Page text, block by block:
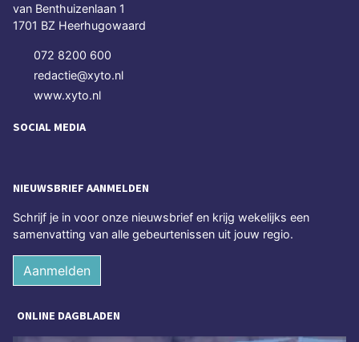
van Benthuizenlaan 1
1701 BZ Heerhugowaard
072 8200 600
redactie@xyto.nl
www.xyto.nl
SOCIAL MEDIA
NIEUWSBRIEF AANMELDEN
Schrijf je in voor onze nieuwsbrief en krijg wekelijks een
samenvatting van alle gebeurtenissen uit jouw regio.
Aanmelden
ONLINE DAGBLADEN